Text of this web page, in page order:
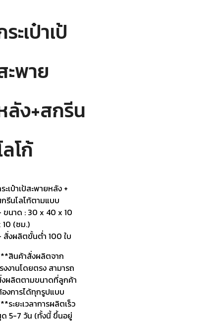
ะเป๋าเป้
ะพาย
ลัง+สกรีน
ลโก้
ะเป๋าเป้สะพายหลัง +
รีนโลโก้ตามแบบ
ขนาด : 30 x 40 x 10
10 (ซม.)
สั่งผลิตขั้นต่ำ 100 ใบ
สินค้าสั่งผลิตจาก
งงานโดยตรง สามารถ
ผลิตตามขนาดที่ลูกค้า
งการได้ทุกรูปแบบ
ระยะเวลาการผลิตเร็ว
5-7 วัน (ทั้งนี้ ขึ้นอยู่